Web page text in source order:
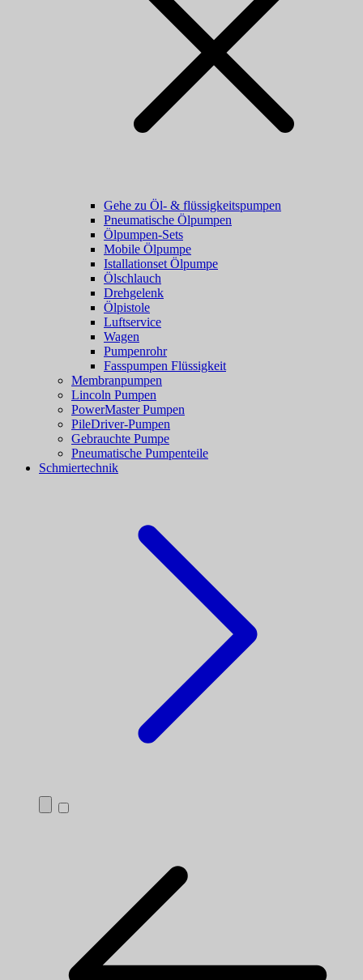
Gehe zu Öl- & flüssigkeitspumpen
Pneumatische Ölpumpen
Ölpumpen-Sets
Mobile Ölpumpe
Istallationset Ölpumpe
Ölschlauch
Drehgelenk
Ölpistole
Luftservice
Wagen
Pumpenrohr
Fasspumpen Flüssigkeit
Membranpumpen
Lincoln Pumpen
PowerMaster Pumpen
PileDriver-Pumpen
Gebrauchte Pumpe
Pneumatische Pumpenteile
Schmiertechnik